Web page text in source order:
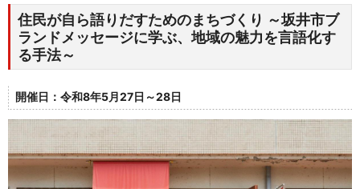
住民が自ら語りだすためのまちづくり ～坂井市ブ
ランドメッセージに学ぶ、地域の魅力を言語化す
る手法～
開催日：令和8年5月27日～28日